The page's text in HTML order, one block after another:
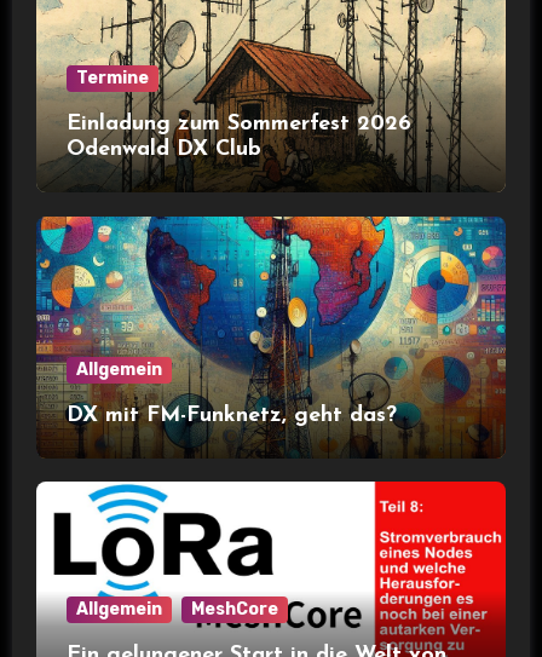
Termine
Einladung zum Sommerfest 2026
Odenwald DX Club
Allgemein
DX mit FM-Funknetz, geht das?
Allgemein MeshCore